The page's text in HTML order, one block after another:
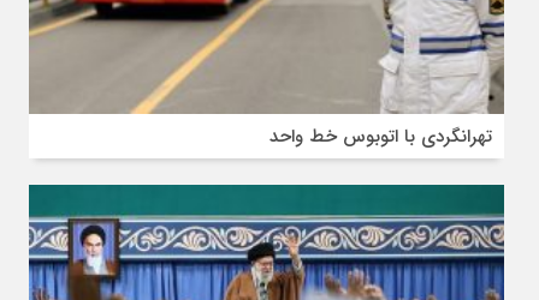
تهرانگردی با اتوبوس خط واحد